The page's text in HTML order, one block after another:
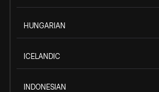
HUNGARIAN
ICELANDIC
INDONESIAN